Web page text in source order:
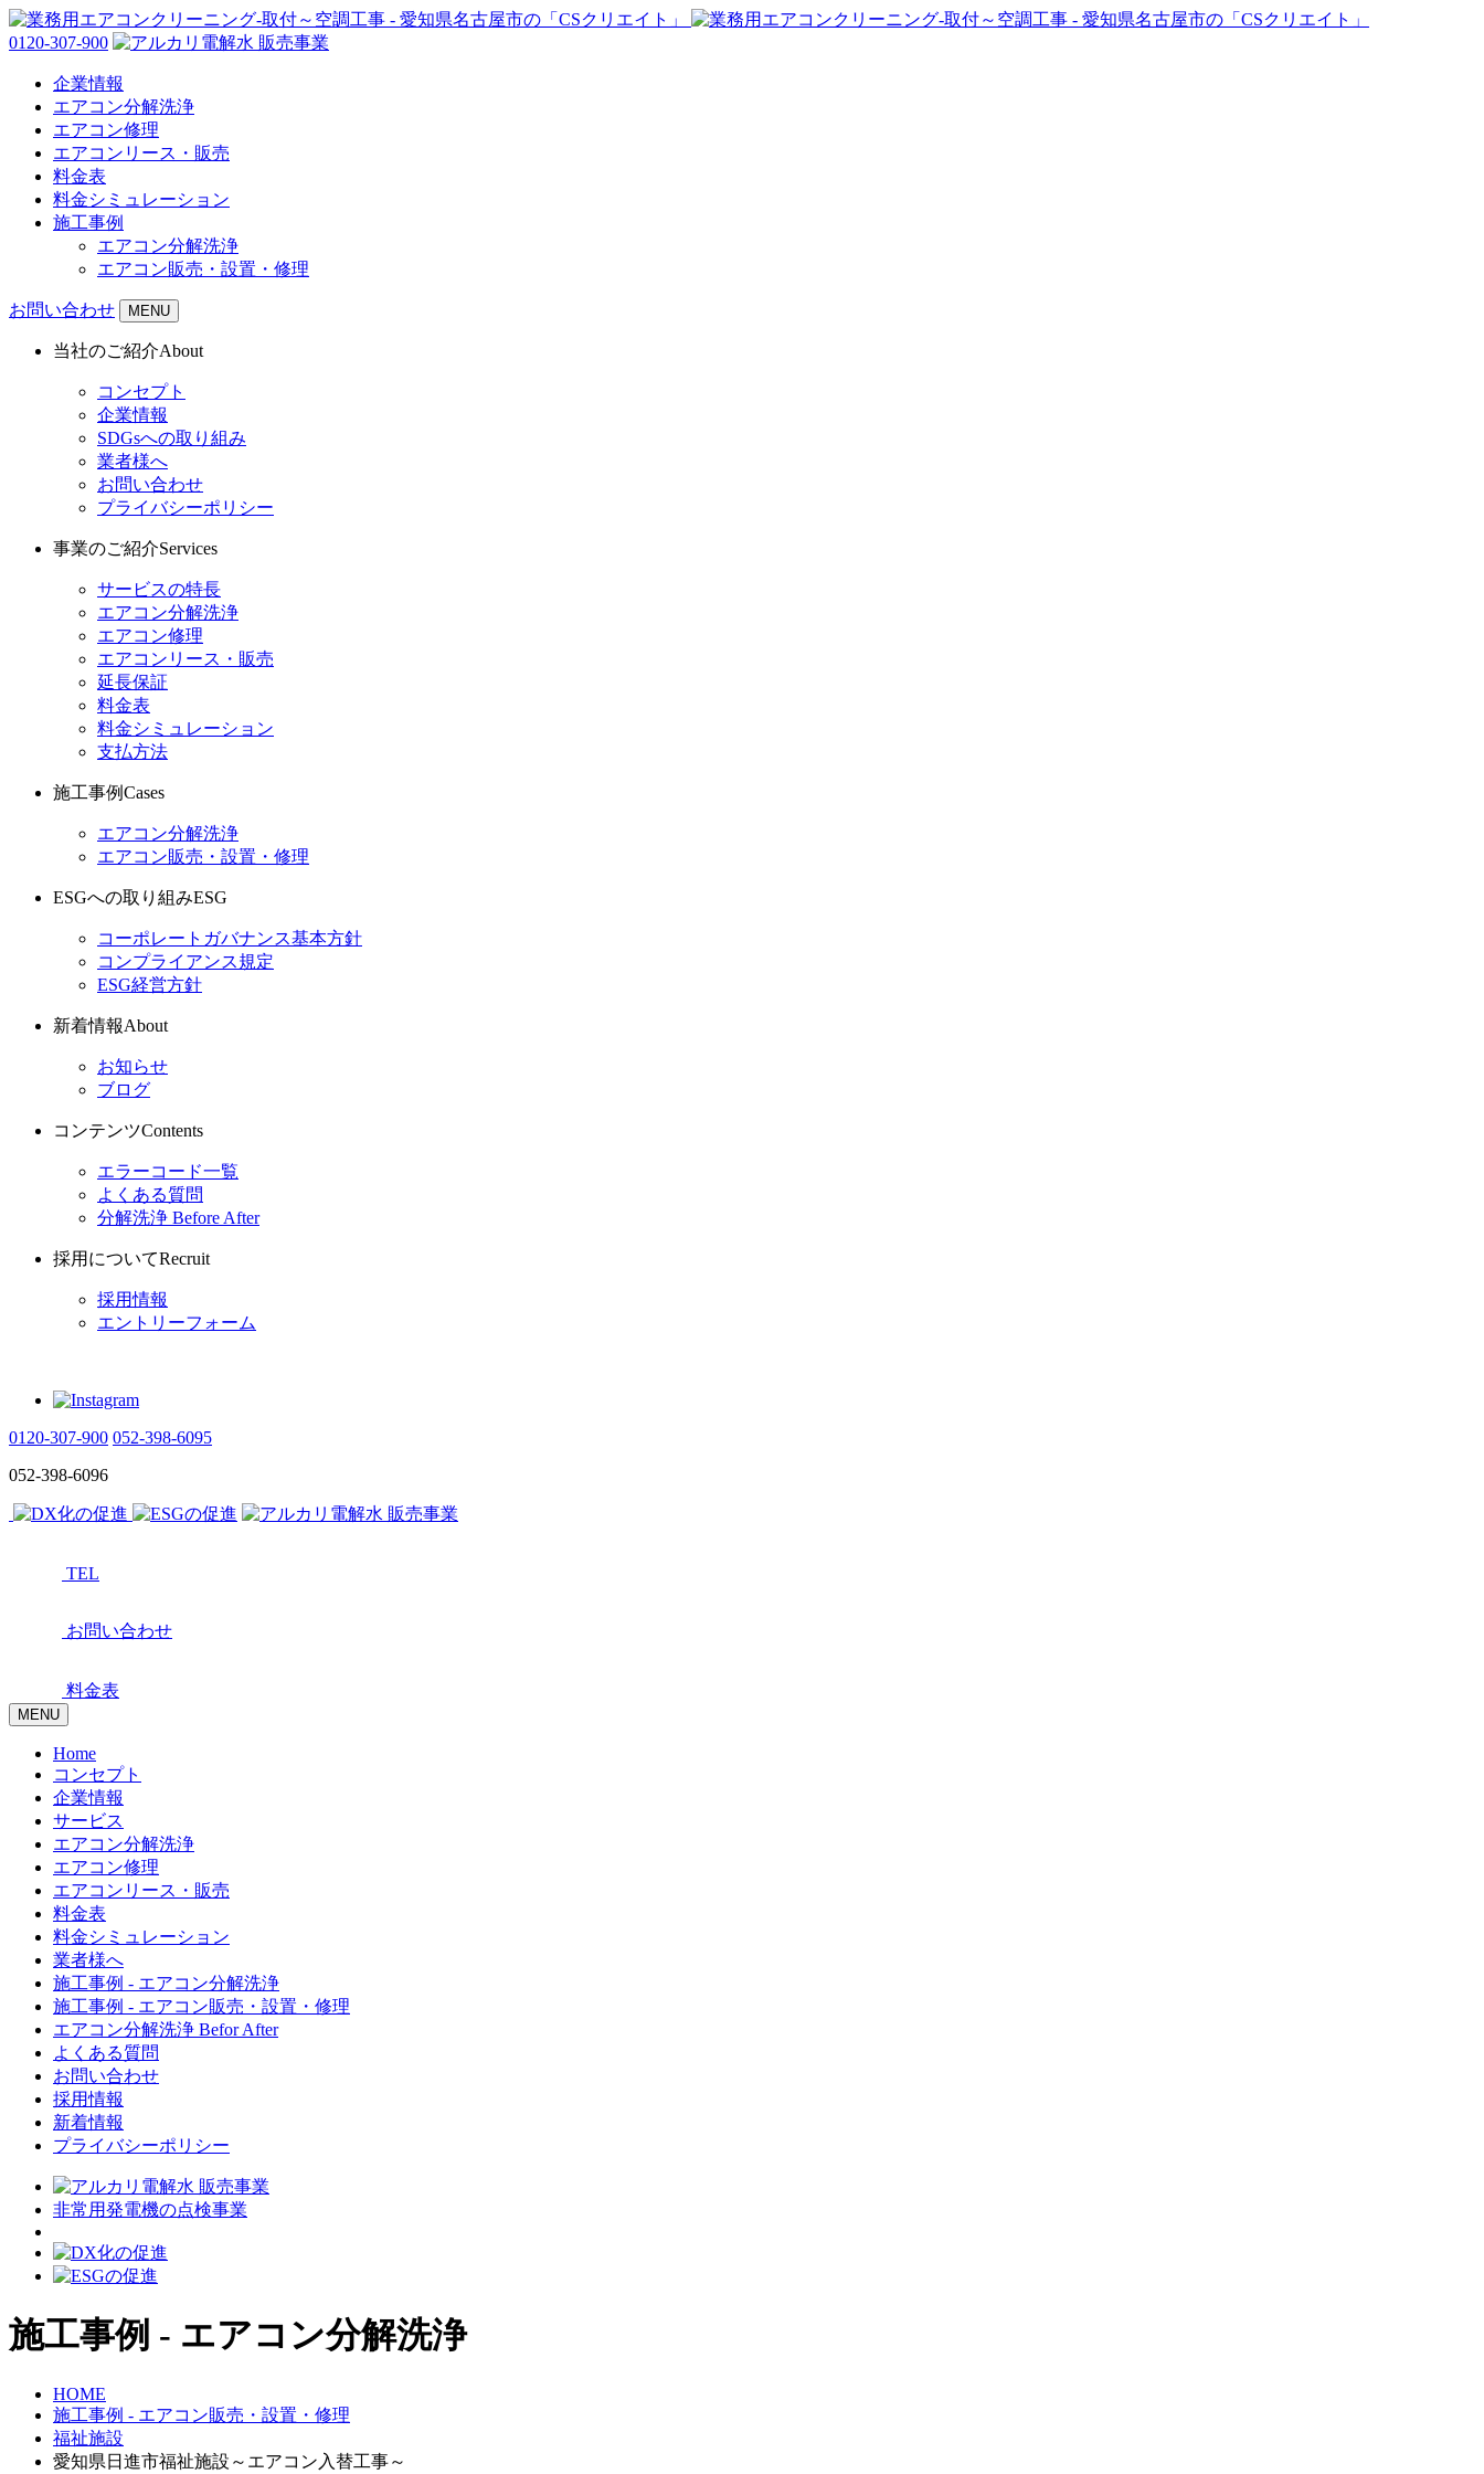
0120-307-900
企業情報
エアコン分解洗浄
エアコン修理
エアコンリース・販売
料金表
料金シミュレーション
施工事例
エアコン分解洗浄
エアコン販売・設置・修理
お問い合わせ MENU
当社のご紹介About
コンセプト
企業情報
SDGsへの取り組み
業者様へ
お問い合わせ
プライバシーポリシー
事業のご紹介Services
サービスの特長
エアコン分解洗浄
エアコン修理
エアコンリース・販売
延長保証
料金表
料金シミュレーション
支払方法
施工事例Cases
エアコン分解洗浄
エアコン販売・設置・修理
ESGへの取り組みESG
コーポレートガバナンス基本方針
コンプライアンス規定
ESG経営方針
新着情報About
お知らせ
ブログ
コンテンツContents
エラーコード一覧
よくある質問
分解洗浄 Before After
採用についてRecruit
採用情報
エントリーフォーム
0120-307-900 052-398-6095
052-398-6096
TEL
お問い合わせ
料金表
MENU
Home
コンセプト
企業情報
サービス
エアコン分解洗浄
エアコン修理
エアコンリース・販売
料金表
料金シミュレーション
業者様へ
施工事例 - エアコン分解洗浄
施工事例 - エアコン販売・設置・修理
エアコン分解洗浄 Befor After
よくある質問
お問い合わせ
採用情報
新着情報
プライバシーポリシー
非常用発電機の点検事業
施工事例 - エアコン分解洗浄
HOME
施工事例 - エアコン販売・設置・修理
福祉施設
愛知県日進市福祉施設～エアコン入替工事～